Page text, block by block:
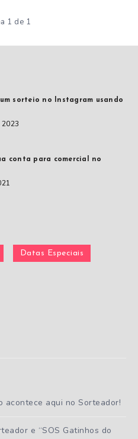
1 de 1
sorteio no Instagram usando
conta para comercial no
Datas Especiais
acontece aqui no Sorteador!
e “SOS Gatinhos do